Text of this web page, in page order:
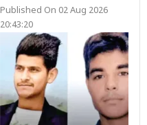
Published On 02 Aug 2026
20:43:20